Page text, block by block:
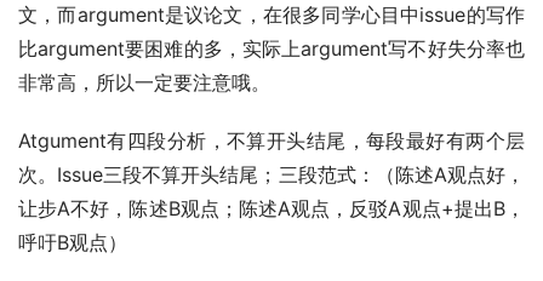
文，而argument是议论文，在很多同学心目中issue的写作
比argument要困难的多，实际上argument写不好失分率也
非常高，所以一定要注意哦。
Atgument有四段分析，不算开头结尾，每段最好有两个层
次。Issue三段不算开头结尾；三段范式：（陈述A观点好，
让步A不好，陈述B观点；陈述A观点，反驳A观点+提出B，
呼吁B观点）